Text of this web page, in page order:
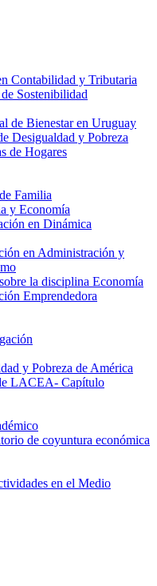
Contabilidad y Tributaria
Sostenibilidad
de Bienestar en Uruguay
Desigualdad y Pobreza
de Hogares
Familia
y Economía
en Dinámica
en Administración y
la disciplina Economía
Emprendedora
y Pobreza de América
LACEA- Capítulo
de coyuntura económica
en el Medio